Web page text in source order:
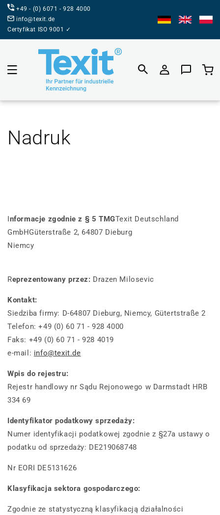
BEZPOŚREDNIO
DO TREŚCI
+49 - (0) 6071 - 928 4000
info@texit.de
Certyfikat ISO 9001 ✓
Koszyk
Nadruk
nformacje zgodnie z § 5 TMGTexit Deutschland
GmbH Güterstraße 2, 64807 Dieburg
Niemcy
Reprezentowany przez: Drazen Milosevic
Kontakt:
Siedziba firmy: D-64807 Dieburg, Niemcy, Gütertstraße 2
Telefon: +49 (0) 60 71 - 928 4000
Faks: +49 (0) 60 71 - 928 4019
e-mail: info@texit.de
Wpis do rejestru:
Rejestr handlowy nr Sądu Rejonowego w Darmstadt HRB
334 69
Identyfikator podatkowy sprzedaży:
Numer identyfikacji podatkowej zgodnie z §27a ustawy o
podatku od sprzedaży: DE219068748
Nr EORI DE5131626
Klasyfikacja sektora gospodarczego:
Zgodnie ze statystyczną klasyfikacją działalności